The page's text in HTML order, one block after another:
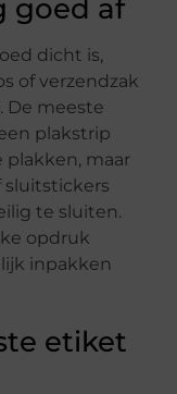
goed af
dicht is,
of verzendzak
De meeste
plakstrip
maar
sluitstickers
te sluiten.
opdruk
inpakken
etiket